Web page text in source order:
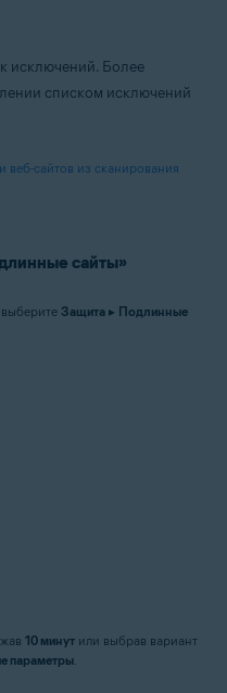
исключений. Более
списком исключений
сайтов из сканирования
сайты»
Защита ▸ Подлинные
10 минут или выбрав вариант
параметры.